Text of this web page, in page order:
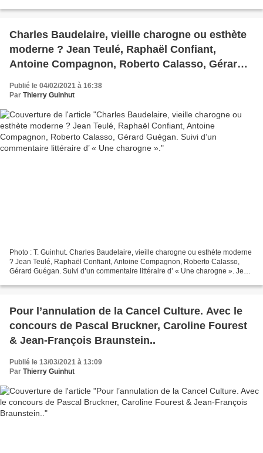
Charles Baudelaire, vieille charogne ou esthète
moderne ? Jean Teulé, Raphaël Confiant,
Antoine Compagnon, Roberto Calasso, Gérard
Guégan. Suivi d’un commentaire littéraire d’ «
Une charogne ».
Publié le 04/02/2021 à 16:38
Par Thierry Guinhut
Photo : T. Guinhut. Charles Baudelaire, vieille charogne ou esthète moderne
? Jean Teulé, Raphaël Confiant, Antoine Compagnon, Roberto Calasso,
Gérard Guégan. Suivi d’un commentaire littéraire d’ « Une charogne ». Jean
Pour l’annulation de la Cancel Culture. Avec le
concours de Pascal Bruckner, Caroline Fourest
& Jean-François Braunstein..
Publié le 13/03/2021 à 13:09
Par Thierry Guinhut